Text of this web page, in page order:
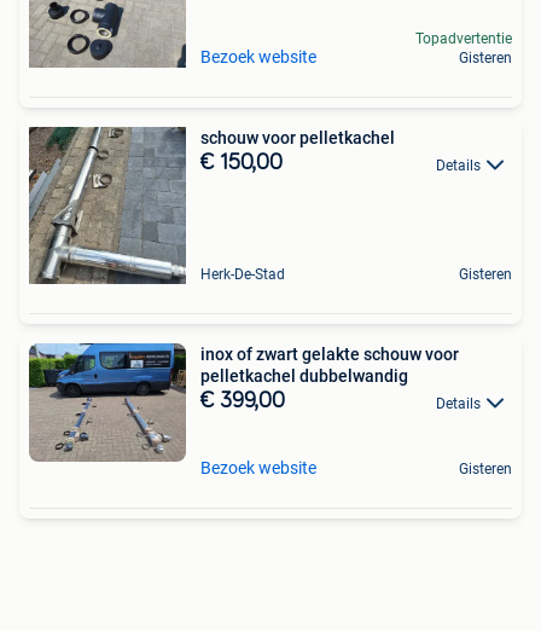
Bezoek website
Topadvertentie
Gisteren
schouw voor pelletkachel
€ 150,00 Details
Herk-De-Stad Gisteren
inox of zwart gelakte schouw voor
pelletkachel dubbelwandig
€ 399,00 Details
Bezoek website Gisteren